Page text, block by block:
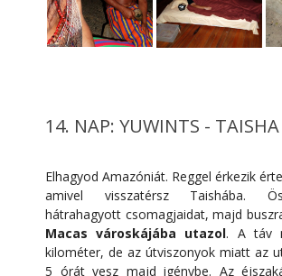
14. NAP: YUWINTS -
Elhagyod Amazóniát. Reggel érkezik
amivel visszatérsz Taishába.
hátrahagyott csomagjaidat, majd
Macas városkájába utazol. A táv
kilométer, de az útviszonyok miatt az
5 órát vesz majd igénybe. Az